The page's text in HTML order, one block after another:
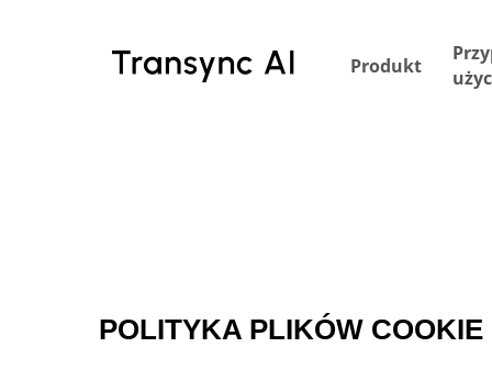
Produkt
POLITYKA PLIKÓW COOKIE